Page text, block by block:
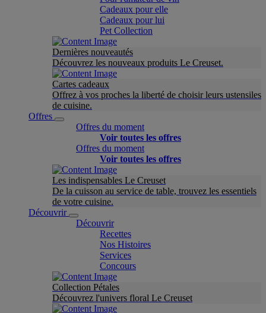
Cadeaux pour elle
Cadeaux pour lui
Pet Collection
Dernières nouveautés
Découvrez les nouveaux produits Le Creuset.
Cartes cadeaux
Offrez à vos proches la liberté de choisir leurs ustensiles
de cuisine.
Offres
Offres du moment
Voir toutes les offres
Offres du moment
Voir toutes les offres
Les indispensables Le Creuset
De la cuisson au service de table, trouvez les essentiels
de votre cuisine.
Découvrir
Découvrir
Recettes
Nos Histoires
Services
Concours
Collection Pétales
Découvrez l'univers floral Le Creuset